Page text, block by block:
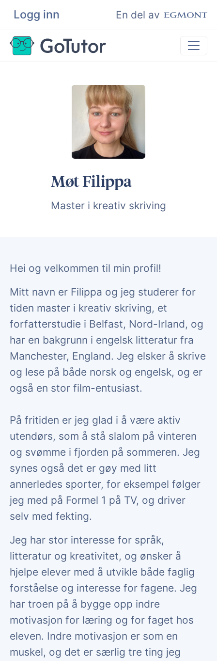
Logg inn En del av
Søk
Privatundervisning
Bli privatlærer
Møt Filippa
Master i kreativ skriving
Hei og velkommen til min profil!
Mitt navn er Filippa og jeg studerer for
tiden master i kreativ skriving, et
forfatterstudie i Belfast, Nord-Irland, og
har en bakgrunn i engelsk litteratur fra
Manchester, England. Jeg elsker å skrive
og lese på både norsk og engelsk, og er
også en stor film-entusiast.
På fritiden er jeg glad i å være aktiv
utendørs, som å stå slalom på vinteren
og svømme i fjorden på sommeren. Jeg
synes også det er gøy med litt
annerledes sporter, for eksempel følger
jeg med på Formel 1 på TV, og driver
selv med fekting.
Jeg har stor interesse for språk,
litteratur og kreativitet, og ønsker å
hjelpe elever med å utvikle både faglig
forståelse og interesse for fagene. Jeg
har troen på å bygge opp indre
motivasjon for læring og for faget hos
eleven. Indre motivasjon er som en
muskel, og det er særlig tre ting jeg